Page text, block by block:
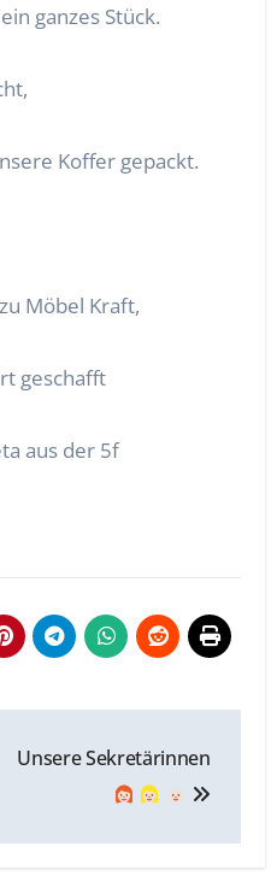
ganzes Stück.
Koffer gepackt.
Möbel Kraft,
geschafft
aus der 5f
Unsere Sekretärinnen